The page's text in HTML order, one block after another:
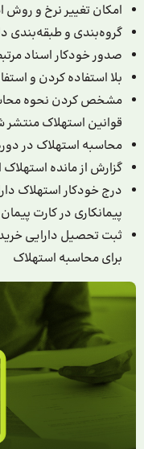
امکان تغییر نرخ و روش
گروه‌بندی و طبقه‌بندی
صدور خودکار اسناد
بلا استفاده کردن و
مشخص کردن نحوه
قوانین استهلاک منتشر
محاسبه استهلاک در
گزارش از مانده
درج خودکار استهلاک
پیمانکاری در کارت پیمان
ثبت تحصیل دارایی
برای محاسبه استهلاک